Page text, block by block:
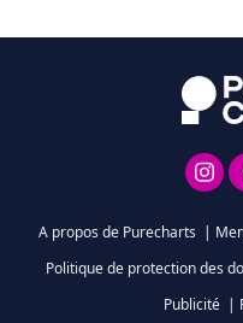
A propos de Purecharts |
Politique de protection des
Publicité |